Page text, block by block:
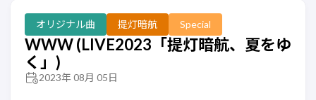
オリジナル曲 提灯暗航 Special
WWW (LIVE2023「提灯暗航、夏をゆ
く」)
2023年 08月 05日